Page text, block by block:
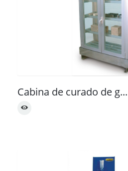
Cabina de curado de g...